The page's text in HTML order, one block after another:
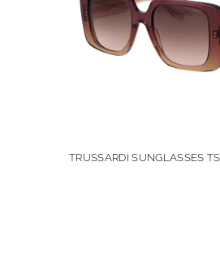
TRUSSARDI SUNGLASSES